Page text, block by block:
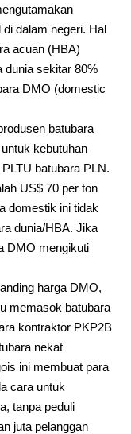
dalam negeri. Hal
acuan (HBA)
dunia sekitar 80%
DMO (domestic
batubara
kebutuhan
batubara PLN.
US$ 70 per ton
domestik ini tidak
dunia/HBA. Jika
DMO mengikuti
harga DMO,
memasok batubara
kontraktor PKP2B
nekat
ini membuat para
cara untuk
tanpa peduli
juta pelanggan